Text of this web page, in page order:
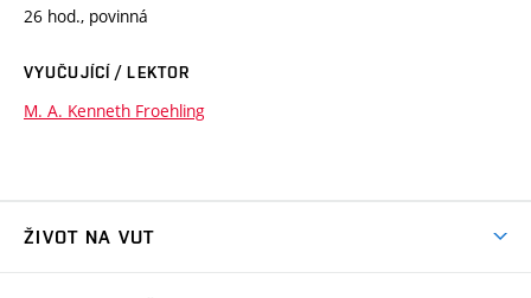
26 hod., povinná
VYUČUJÍCÍ / LEKTOR
M. A. Kenneth Froehling
ŽIVOT NA VUT